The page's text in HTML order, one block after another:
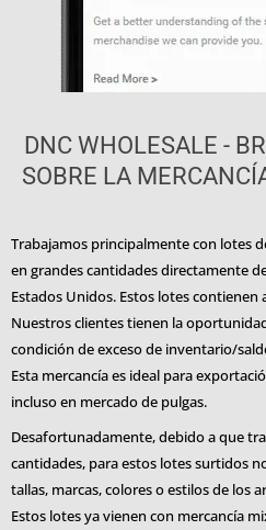
DNC WHOLESALE -
SOBRE LA
Trabajamos principalmente con lotes
en grandes cantidades directamente
Estados Unidos. Estos lotes
Nuestros clientes tienen la
condición de exceso de inventario/
Esta mercancía es ideal para
incluso en mercado de pulgas.
Desafortunadamente, debido a que
cantidades, para estos lotes surtidos
tallas, marcas, colores o estilos de los
Estos lotes ya vienen con mercancía